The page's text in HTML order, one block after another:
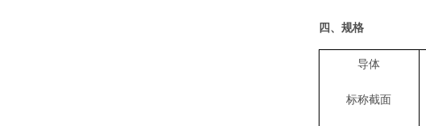
四、 规格
导体
标称截面